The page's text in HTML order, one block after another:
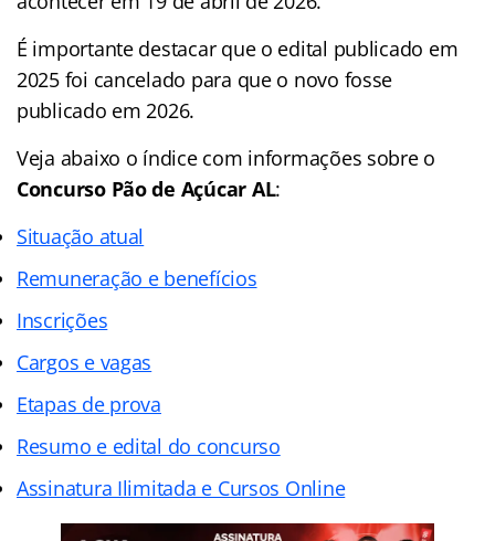
É importante destacar que o edital publicado em
2025 foi cancelado para que o novo fosse
publicado em 2026.
Veja abaixo o índicecom informações sobre o
Concurso Pão de Açúcar AL:
Situação atual
Remuneração e benefícios
Inscrições
Cargos e vagas
Etapas de prova
Resumo e edital do concurso
Assinatura Ilimitada e Cursos Online